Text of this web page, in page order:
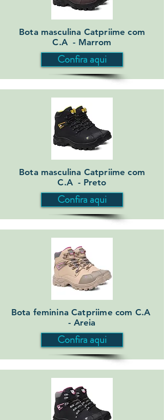
Bota masculina Catpriime com
C.A - Marrom
Confira aqui
Bota masculina Catpriime com
C.A - Preto
Confira aqui
Bota feminina Catpriime com C.A
- Areia
Confira aqui